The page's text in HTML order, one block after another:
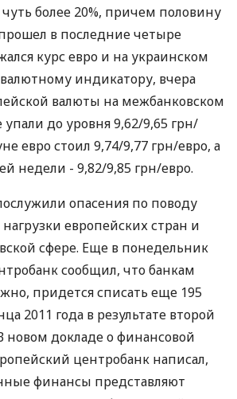
более 20%, причем половину
в последние четыре
курс евро и на украинском
индикатору, вчера
валюты на межбанковском
до уровня 9,62/9,65 грн/
евро стоил 9,74/9,77 грн/евро, а
недели - 9,82/9,85 грн/евро.
опасения по поводу
европейских стран и
сфере. Еще в понедельник
сообщил, что банкам
придется списать еще 195
2011 года в результате второй
новом докладе о финансовой
центробанк написал,
финансы представляют